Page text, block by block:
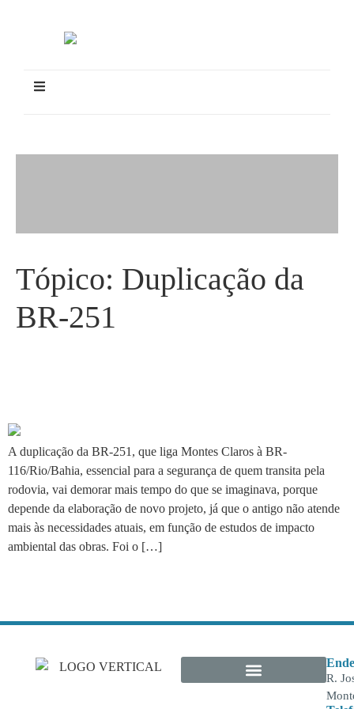
Tópico: Duplicação da
BR-251
A duplicação da BR-251, que liga Montes Claros à BR-
116/Rio/Bahia, essencial para a segurança de quem transita pela
rodovia, vai demorar mais tempo do que se imaginava, porque
depende da elaboração de novo projeto, já que o antigo não atende
mais às necessidades atuais, em função de estudos de impacto
ambiental das obras. Foi o […]
R.